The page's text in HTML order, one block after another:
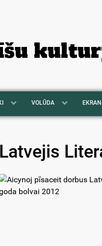
VOLŪDA
Latvejis